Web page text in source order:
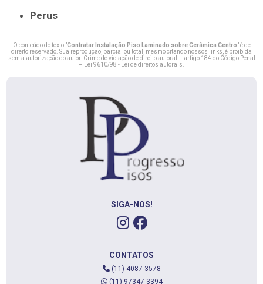
Perus
O conteúdo do texto "Contratar Instalação Piso Laminado sobre Cerâmica Centro" é de
direito reservado. Sua reprodução, parcial ou total, mesmo citando nossos links, é proibida
sem a autorização do autor. Crime de violação de direito autoral – artigo 184 do Código Penal
–
Lei 9610/98 - Lei de direitos autorais
SIGA-NOS!
CONTATOS
(11) 4087-3578
(11) 97347-3394